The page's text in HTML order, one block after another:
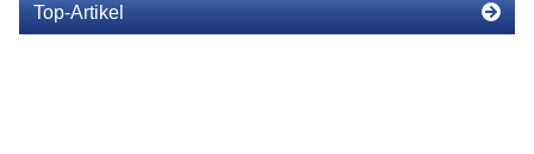
Top-Artikel